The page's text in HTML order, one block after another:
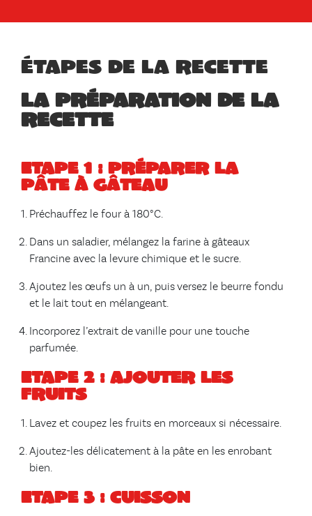
Étapes de la recette
La préparation de la
recette
Etape 1 : préparer la
pâte à gâteau
Préchauffez le four à 180°C.
Dans un saladier, mélangez la farine à gâteaux
Francine avec la levure chimique et le sucre.
Ajoutez les œufs un à un, puis versez le beurre fondu
et le lait tout en mélangeant.
Incorporez l’extrait de vanille pour une touche
parfumée.
Etape 2 : ajouter les
fruits
Lavez et coupez les fruits en morceaux si nécessaire.
Ajoutez-les délicatement à la pâte en les enrobant
bien.
Etape 3 : cuisson